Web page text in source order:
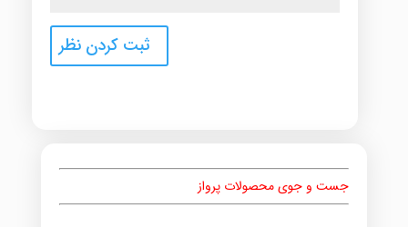
جست و جوی محصولات پرواز